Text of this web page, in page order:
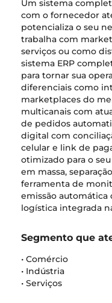
Um sistema
com o fornecedor
potencializa o seu
trabalha com
serviços ou como
sistema ERP
para tornar sua
diferenciais como
marketplaces do
multicanais com
de pedidos
digital com
celular e link de
otimizado para o
em massa,
ferramenta de
emissão automática
logística integrada
Segmento que
• Comércio
• Indústria
• Serviços